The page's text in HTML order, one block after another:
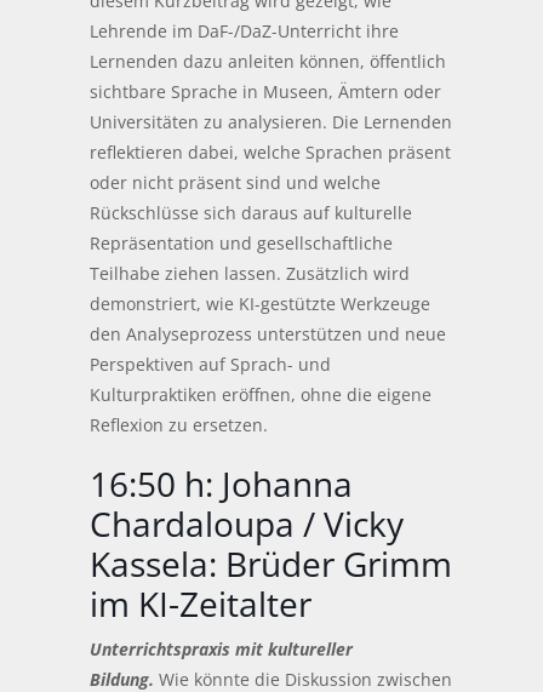
Lehrende im DaF-/DaZ-Unterricht ihre
Lernenden dazu anleiten können, öffentlich
sichtbare Sprache in Museen, Ämtern oder
Universitäten zu analysieren. Die Lernenden
reflektieren dabei, welche Sprachen präsent
oder nicht präsent sind und welche
Rückschlüsse sich daraus auf kulturelle
Repräsentation und gesellschaftliche
Teilhabe ziehen lassen. Zusätzlich wird
demonstriert, wie KI-gestützte Werkzeuge
den Analyseprozess unterstützen und neue
Perspektiven auf Sprach- und
Kulturpraktiken eröffnen, ohne die eigene
Reflexion zu ersetzen.
16:50 h: Johanna
Chardaloupa / Vicky
Kassela: Brüder Grimm
im KI-Zeitalter
Unterrichtspraxis mit kultureller
Bildung. Wie könnte die Diskussion zwischen